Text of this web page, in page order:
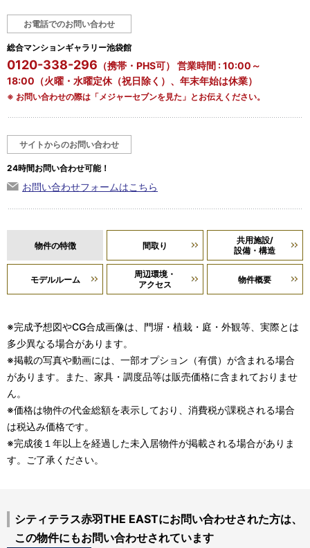
お電話でのお問い合わせ
総合マンションギャラリー池袋館
0120-338-296 （携帯・PHS可） 営業時間 : 10:00～
18:00（火曜・水曜定休（祝日除く）、年末年始は休業）
※ お問い合わせの際は「メジャーセブンを見た」とお伝えください。
サイトからのお問い合わせ
24時間お問い合わせ可能！
お問い合わせフォームはこちら
物件の特徴 間取り
共用施設/
設備・構造
モデルルーム
周辺環境・
アクセス
物件概要
※完成予想図やCG合成画像は、門塀・植栽・庭・外観等、実際とは
多少異なる場合があります。
※掲載の写真や動画には、一部オプション（有償）が含まれる場合
があります。また、家具・調度品等は販売価格に含まれておりませ
ん。
※価格は物件の代金総額を表示しており、消費税が課税される場合
は税込み価格です。
※完成後１年以上を経過した未入居物件が掲載される場合がありま
す。ご了承ください。
シティテラス赤羽THE EASTにお問い合わせされた方は、
この物件にもお問い合わせされています